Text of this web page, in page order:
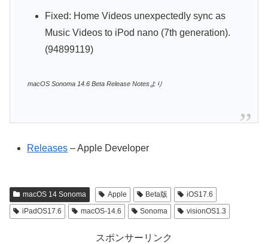
Fixed: Home Videos unexpectedly sync as
Music Videos to iPod nano (7th generation).
(94899119)
macOS Sonoma 14.6 Beta Release Notesより
Releases – Apple Developer
macOS 14 Sonoma Apple Beta版
iOS17.6
iPadOS17.6
macOS-14.6 Sonoma visionOS1.3
スポンサーリンク